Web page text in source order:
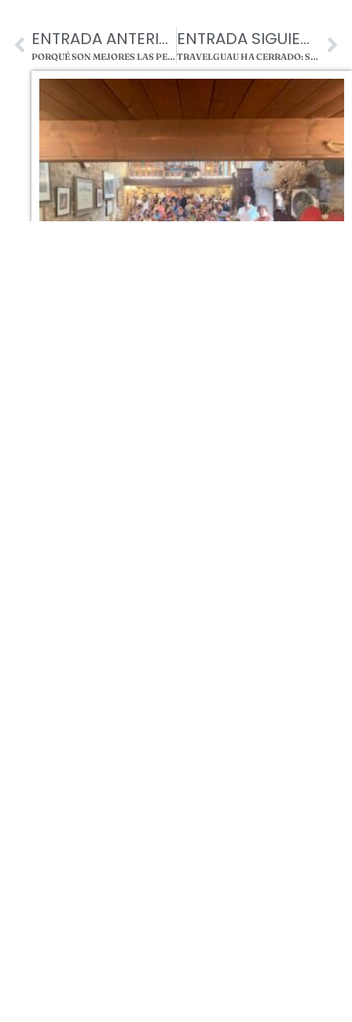
ENTRADA ANTERIOR
PORQUÉ SON MEJORES LAS PERSONAS QUE TIENEN PERROS QUE LAS QUE NO???
ENTRADA SIGUIENTE
TRAVELGUAU HA CERRADO: SI TIENES UN BONO TGBOX SIN CANJEAR, EN MAS TORRENCITO TE APLICAREMOS EL 50%